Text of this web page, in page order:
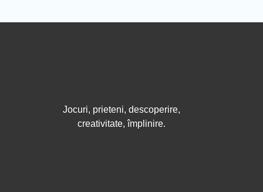
Jocuri, prieteni, descoperire,
creativitate, împlinire.